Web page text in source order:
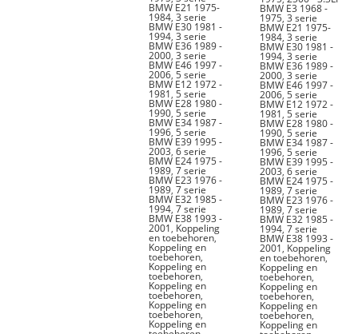
BMW E21 1975-
1984, 3 serie
BMW E30 1981 -
1994, 3 serie
BMW E36 1989 -
2000, 3 serie
BMW E46 1997 -
2006, 5 serie
BMW E12 1972 -
1981, 5 serie
BMW E28 1980 -
1990, 5 serie
BMW E34 1987 -
1996, 5 serie
BMW E39 1995 -
2003, 6 serie
BMW E24 1975 -
1989, 7 serie
BMW E23 1976 -
1989, 7 serie
BMW E32 1985 -
1994, 7 serie
BMW E38 1993 -
2001, Koppeling
en toebehoren,
Koppeling en
toebehoren,
Koppeling en
toebehoren,
Koppeling en
toebehoren,
Koppeling en
toebehoren,
Koppeling en
BMW E3 1968 -
1975, 3 serie
BMW E21 1975-
1984, 3 serie
BMW E30 1981 -
1994, 3 serie
BMW E36 1989 -
2000, 3 serie
BMW E46 1997 -
2006, 5 serie
BMW E12 1972 -
1981, 5 serie
BMW E28 1980 -
1990, 5 serie
BMW E34 1987 -
1996, 5 serie
BMW E39 1995 -
2003, 6 serie
BMW E24 1975 -
1989, 7 serie
BMW E23 1976 -
1989, 7 serie
BMW E32 1985 -
1994, 7 serie
BMW E38 1993 -
2001, Koppeling
en toebehoren,
Koppeling en
toebehoren,
Koppeling en
toebehoren,
Koppeling en
toebehoren,
Koppeling en